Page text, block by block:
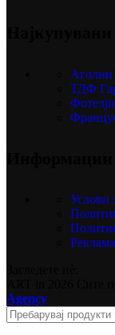
Аголни
ТДФ
Фотелји
Услови
Agency